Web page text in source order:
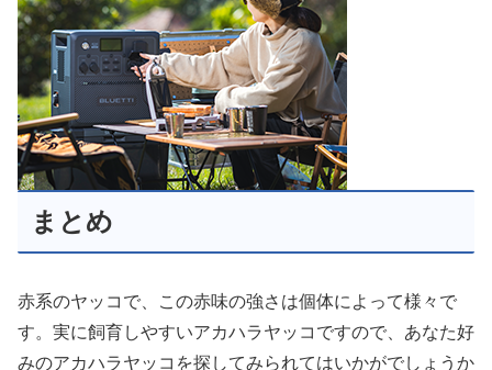
まとめ
赤系のヤッコで、この赤味の強さは個体によって様々で
す。実に飼育しやすいアカハラヤッコですので、あなた好
みのアカハラヤッコを探してみられてはいかがでしょうか